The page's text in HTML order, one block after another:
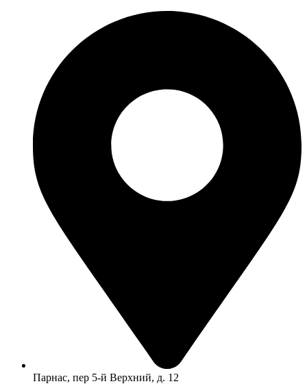
Парнас, пер 5-й Верхний, д. 12